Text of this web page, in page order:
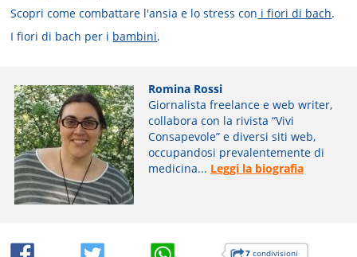
Scopri come combattare l'ansia e lo stress con i fiori di bach.
I fiori di bach per i bambini.
Romina Rossi
Giornalista freelance e web writer,
collabora con la rivista “Vivi
Consapevole” e diversi siti web,
occupandosi prevalentemente di
medicina... Leggi la biografia
7condivisioni